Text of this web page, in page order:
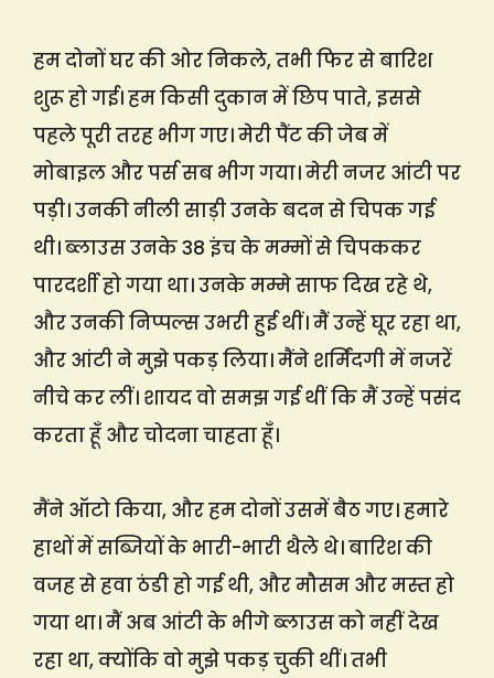
हम दोनों घर की ओर निकले, तभी फिर से बारिश
शुरू हो गई। हम किसी दुकान में छिप पाते, इससे
पहले पूरी तरह भीग गए। मेरी पैंट की जेब में
मोबाइल और पर्स सब भीग गया। मेरी नजर आंटी पर
पड़ी। उनकी नीली साड़ी उनके बदन से चिपक गई
थी। ब्लाउस उनके 38 इंच के मम्मों से चिपककर
पारदर्शी हो गया था। उनके मम्मे साफ दिख रहे थे,
और उनकी निप्पल्स उभरी हुई थीं। मैं उन्हें घूर रहा था,
और आंटी ने मुझे पकड़ लिया। मैंने शर्मिंदगी में नजरें
नीचे कर लीं। शायद वो समझ गई थीं कि मैं उन्हें पसंद
करता हूँ और चोदना चाहता हूँ।
मैंने ऑटो किया, और हम दोनों उसमें बैठ गए। हमारे
हाथों में सब्जियों के भारी-भारी थैले थे। बारिश की
वजह से हवा ठंडी हो गई थी, और मौसम और मस्त हो
गया था। मैं अब आंटी के भीगे ब्लाउस को नहीं देख
रहा था, क्योंकि वो मुझे पकड़ चुकी थीं। तभी